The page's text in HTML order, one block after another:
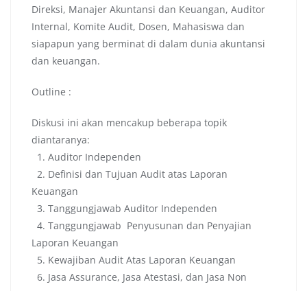
Direksi, Manajer Akuntansi dan Keuangan, Auditor
Internal, Komite Audit, Dosen, Mahasiswa dan
siapapun yang berminat di dalam dunia akuntansi
dan keuangan.
Outline :
Diskusi ini akan mencakup beberapa topik
diantaranya:
1. Auditor Independen
2. Definisi dan Tujuan Audit atas Laporan
Keuangan
3. Tanggungjawab Auditor Independen
4. Tanggungjawab Penyusunan dan Penyajian
Laporan Keuangan
5. Kewajiban Audit Atas Laporan Keuangan
6. Jasa Assurance, Jasa Atestasi, dan Jasa Non